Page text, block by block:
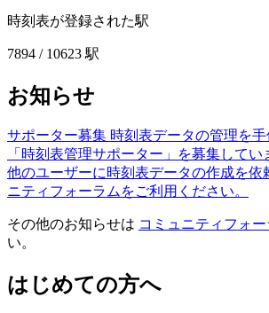
時刻表が登録された駅
7894 / 10623 駅
お知らせ
サポーター募集 時刻表データの管理を
「時刻表管理サポーター」を募集してい
他のユーザーに時刻表データの作成を依
ニティフォーラムをご利用ください。
その他のお知らせは コミュニティフォー
い。
はじめての方へ